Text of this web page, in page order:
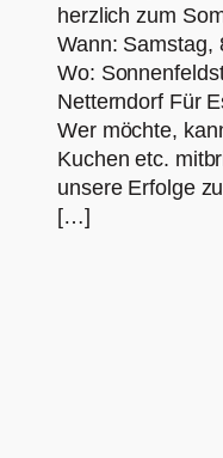
herzlich zum
Wann: Samstag,
Wo:
Netterndorf Für
Wer möchte,
Kuchen etc.
unsere Erfolge
[…]